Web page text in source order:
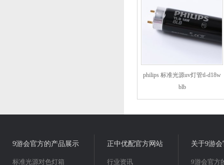
philips 标准光源uv灯管tl-d18w
blb
9游会官方的产品展示
标准光源对色灯箱
正中优配官方网站
行业资讯
关于9游
9游会官方